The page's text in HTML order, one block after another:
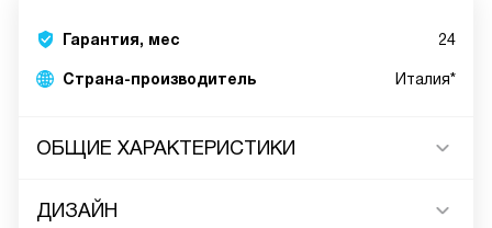
Гарантия, мес 24
Страна-производитель Италия*
ОБЩИЕ ХАРАКТЕРИСТИКИ
ДИЗАЙН